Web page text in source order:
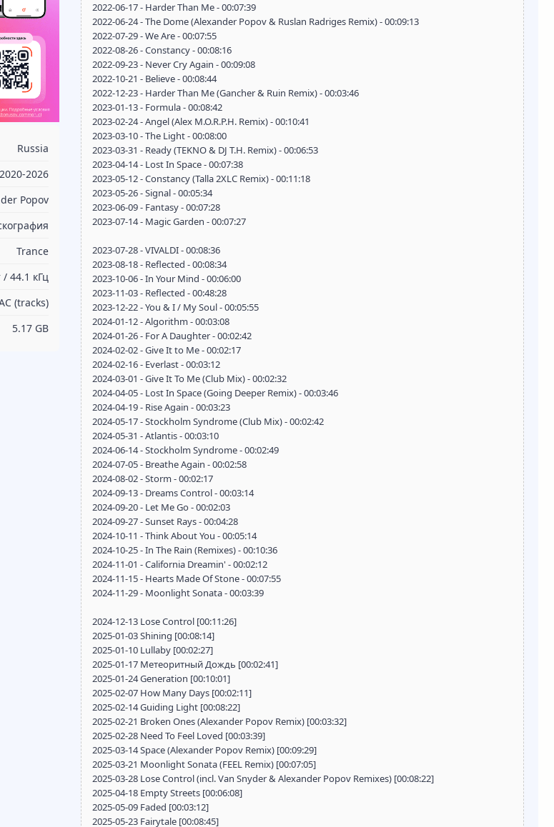
Russia
2020-2026
Popov
Trance
/ 44.1 кГц
(tracks)
5.17 GB
2022-06-17 - Harder Than Me - 00:07:39
2022-06-24 - The Dome (Alexander Popov & Ruslan Radriges Remix) - 00:09:13
2022-07-29 - We Are - 00:07:55
2022-08-26 - Constancy - 00:08:16
2022-09-23 - Never Cry Again - 00:09:08
2022-10-21 - Believe - 00:08:44
2022-12-23 - Harder Than Me (Gancher & Ruin Remix) - 00:03:46
2023-01-13 - Formula - 00:08:42
2023-02-24 - Angel (Alex M.O.R.P.H. Remix) - 00:10:41
2023-03-10 - The Light - 00:08:00
2023-03-31 - Ready (TEKNO & DJ T.H. Remix) - 00:06:53
2023-04-14 - Lost In Space - 00:07:38
2023-05-12 - Constancy (Talla 2XLC Remix) - 00:11:18
2023-05-26 - Signal - 00:05:34
2023-06-09 - Fantasy - 00:07:28
2023-07-14 - Magic Garden - 00:07:27
2023-07-28 - VIVALDI - 00:08:36
2023-08-18 - Reflected - 00:08:34
2023-10-06 - In Your Mind - 00:06:00
2023-11-03 - Reflected - 00:48:28
2023-12-22 - You & I / My Soul - 00:05:55
2024-01-12 - Algorithm - 00:03:08
2024-01-26 - For A Daughter - 00:02:42
2024-02-02 - Give It to Me - 00:02:17
2024-02-16 - Everlast - 00:03:12
2024-03-01 - Give It To Me (Club Mix) - 00:02:32
2024-04-05 - Lost In Space (Going Deeper Remix) - 00:03:46
2024-04-19 - Rise Again - 00:03:23
2024-05-17 - Stockholm Syndrome (Club Mix) - 00:02:42
2024-05-31 - Atlantis - 00:03:10
2024-06-14 - Stockholm Syndrome - 00:02:49
2024-07-05 - Breathe Again - 00:02:58
2024-08-02 - Storm - 00:02:17
2024-09-13 - Dreams Control - 00:03:14
2024-09-20 - Let Me Go - 00:02:03
2024-09-27 - Sunset Rays - 00:04:28
2024-10-11 - Think About You - 00:05:14
2024-10-25 - In The Rain (Remixes) - 00:10:36
2024-11-01 - California Dreamin' - 00:02:12
2024-11-15 - Hearts Made Of Stone - 00:07:55
2024-11-29 - Moonlight Sonata - 00:03:39
2024-12-13 Lose Control [00:11:26]
2025-01-03 Shining [00:08:14]
2025-01-10 Lullaby [00:02:27]
2025-01-17 Метеоритный Дождь [00:02:41]
2025-01-24 Generation [00:10:01]
2025-02-07 How Many Days [00:02:11]
2025-02-14 Guiding Light [00:08:22]
2025-02-21 Broken Ones (Alexander Popov Remix) [00:03:32]
2025-02-28 Need To Feel Loved [00:03:39]
2025-03-14 Space (Alexander Popov Remix) [00:09:29]
2025-03-21 Moonlight Sonata (FEEL Remix) [00:07:05]
2025-03-28 Lose Control (incl. Van Snyder & Alexander Popov Remixes) [00:08:22]
2025-04-18 Empty Streets [00:06:08]
2025-05-09 Faded [00:03:12]
2025-05-23 Fairytale [00:08:45]